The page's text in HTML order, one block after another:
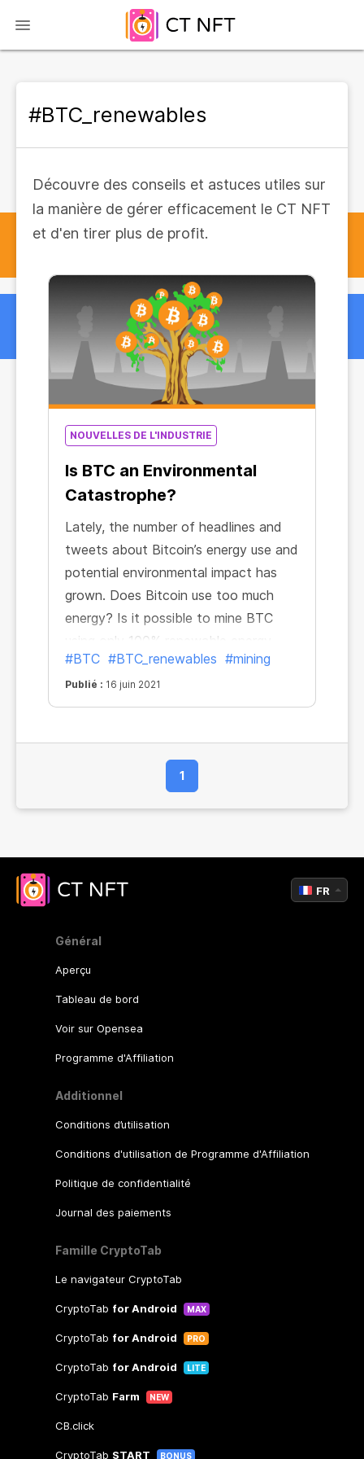
#BTC_renewables
Découvre des conseils et astuces utiles sur
la manière de gérer efficacement le CT NFT
et d'en tirer plus de profit.
NOUVELLES DE L'INDUSTRIE
Is BTC an Environmental
Catastrophe?
Lately, the number of headlines and
tweets about Bitcoin’s energy use and
potential environmental impact has
grown. Does Bitcoin use too much
energy? Is it possible to mine BTC
using only 100% renewable energy
sources? Let’s find the answers to
these questions.
#BTC #BTC_renewables #mining
Publié : 16 juin 2021
1
Général
Aperçu
Tableau de bord
Voir sur Opensea
Programme d'Affiliation
Additionnel
Conditions d’utilisation
Conditions d'utilisation de Programme d'Affiliation
Politique de confidentialité
Journal des paiements
Famille CryptoTab
Le navigateur CryptoTab
CryptoTab for Android MAX
CryptoTab for Android PRO
CryptoTab for Android LITE
CryptoTab Farm NEW
CB.click
CryptoTab START BONUS
FR